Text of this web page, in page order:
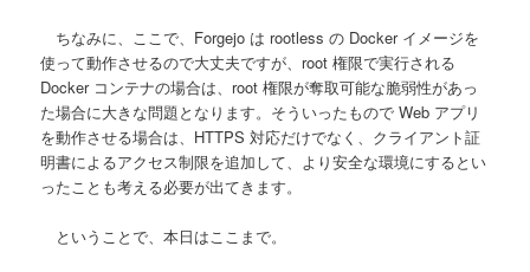
ちなみに、ここで、Forgejo は rootless の Docker イメージを
使って動作させるので大丈夫ですが、root 権限で実行される
Docker コンテナの場合は、root 権限が奪取可能な脆弱性があっ
た場合に大きな問題となります。そういったもので Web アプリ
を動作させる場合は、HTTPS 対応だけでなく、クライアント証
明書によるアクセス制限を追加して、より安全な環境にするとい
ったことも考える必要が出てきます。
ということで、本日はここまで。